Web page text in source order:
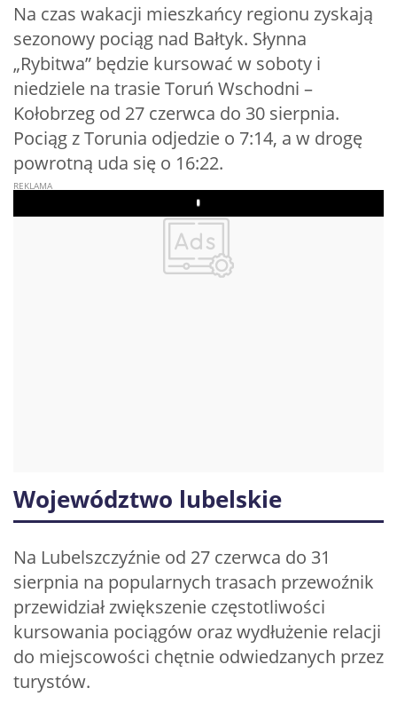
Na czas wakacji mieszkańcy regionu zyskają
sezonowy pociąg nad Bałtyk. Słynna
„Rybitwa” będzie kursować w soboty i
niedziele na trasie Toruń Wschodni –
Kołobrzeg od 27 czerwca do 30 sierpnia.
Pociąg z Torunia odjedzie o 7:14, a w drogę
powrotną uda się o 16:22.
Play
Województwo lubelskie
Na Lubelszczyźnie od 27 czerwca do 31
sierpnia na popularnych trasach przewoźnik
przewidział zwiększenie częstotliwości
kursowania pociągów oraz wydłużenie relacji
do miejscowości chętnie odwiedzanych przez
turystów.